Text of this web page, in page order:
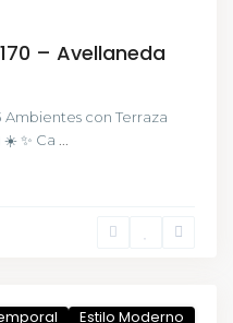
– Avellaneda
Ambientes con Terraza
✨ Ca
Estilo Moderno